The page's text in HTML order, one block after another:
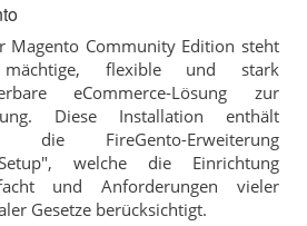
Magento Community Edition steht
flexible und stark
eCommerce-Lösung zur
Diese Installation enthält
die FireGento-Erweiterung
welche die Einrichtung
und Anforderungen vieler
Gesetze berücksichtigt.